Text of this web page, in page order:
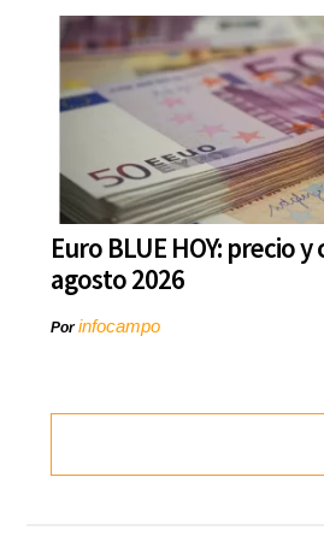
Euro BLUE HOY: precio
agosto 2026
Porinfocampo